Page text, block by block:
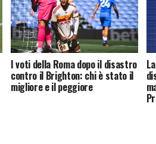
I voti della Roma dopo il disastro
contro il Brighton: chi è stato il
migliore e il peggiore